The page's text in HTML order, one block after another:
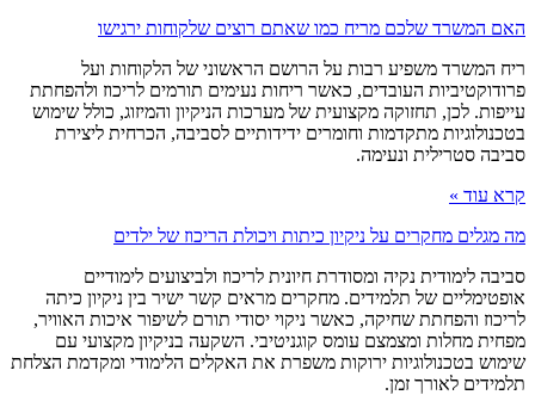
האם המשרד שלכם מריח כמו שאתם רוצים שלקוחות ירגישו
ריח המשרד משפיע רבות על הרושם הראשוני של הלקוחות ועל
פרודוקטיביות העובדים, כאשר ריחות נעימים תורמים לריכוז ולהפחתת
עייפות. לכן, תחזוקה מקצועית של מערכות הניקיון והמיזוג, כולל שימוש
בטכנולוגיות מתקדמות וחומרים ידידותיים לסביבה, הכרחית ליצירת
סביבה סטרילית ונעימה.
קרא עוד »
מה מגלים מחקרים על ניקיון כיתות ויכולת הריכוז של ילדים
סביבה לימודית נקיה ומסודרת חיונית לריכוז ולביצועים לימודיים
אופטימליים של תלמידים. מחקרים מראים קשר ישיר בין ניקיון כיתה
לריכוז והפחתת שחיקה, כאשר ניקוי יסודי תורם לשיפור איכות האוויר,
מפחית מחלות ומצמצם עומס קוגניטיבי. השקעה בניקיון מקצועי עם
שימוש בטכנולוגיות ירוקות משפרת את האקלים הלימודי ומקדמת הצלחת
תלמידים לאורך זמן.